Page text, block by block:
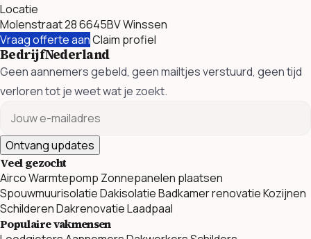
Locatie
Molenstraat 28 6645BV Winssen
Vraag offerte aanClaim profiel
BedrijfNederland
Geen aannemers gebeld, geen mailtjes verstuurd, geen tijd
verloren tot je weet wat je zoekt.
Ontvang updates
Veel gezocht
AircoWarmtepomp Zonnepanelen plaatsen
SpouwmuurisolatieDakisolatieBadkamer renovatieKozijnen
SchilderenDakrenovatieLaadpaal
Populaire vakmensen